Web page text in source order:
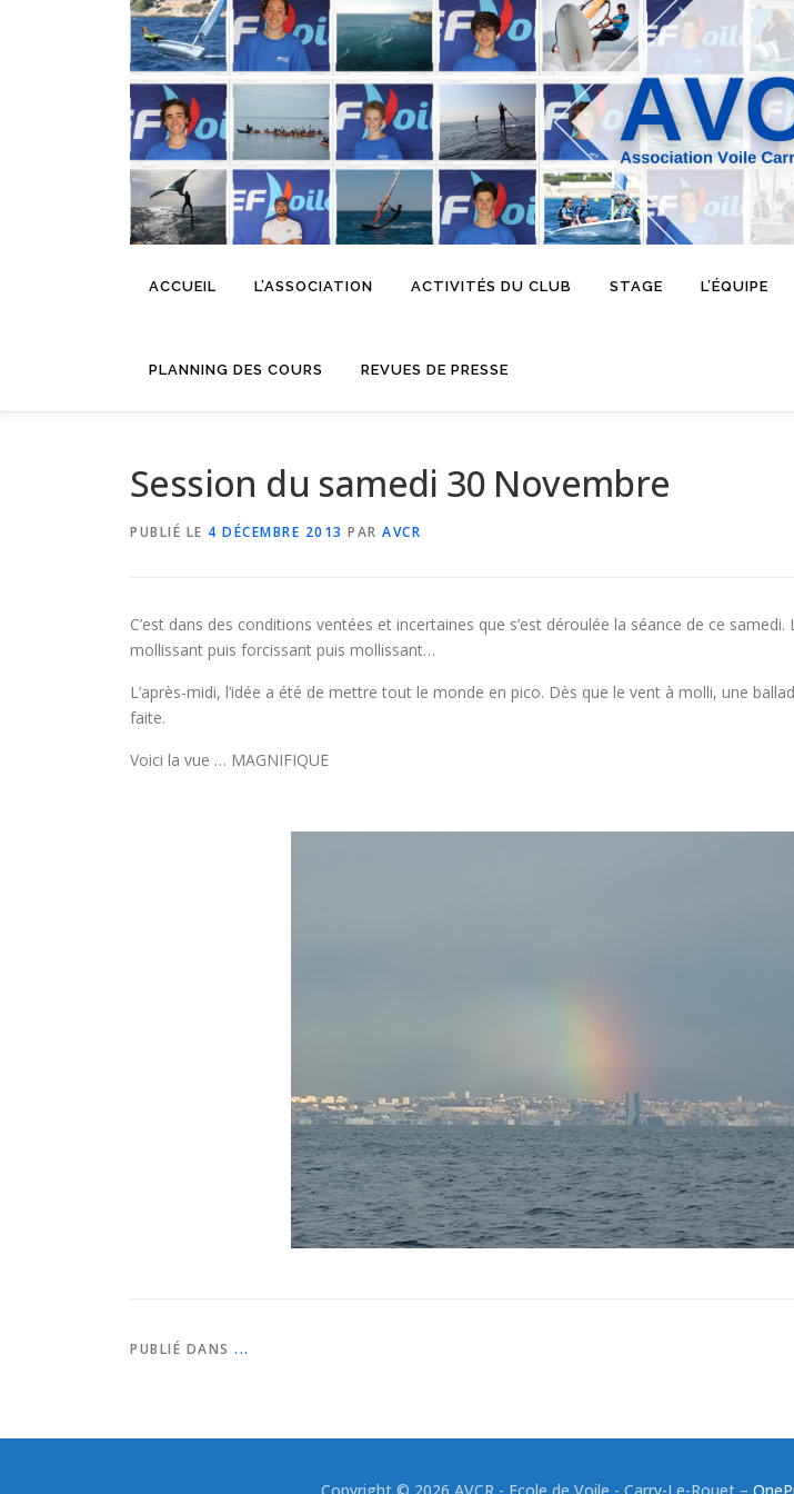
ACCUEIL L’ASSOCIATION ACTIVITÉS DU CLUB STAGE L’ÉQUIPE
PLANNING DES COURS REVUES DE PRESSE
Session du samedi 30 Novembre
PUBLIÉ LE 4 DÉCEMBRE 2013 PAR AVCR
C’est dans des conditions ventées et incertaines que s’est déroulée la séance de ce
mollissant puis forcissant puis mollissant…
L’après-midi, l’idée a été de mettre tout le monde en pico. Dès que le vent à molli, une
faite.
Voici la vue … MAGNIFIQUE
PUBLIÉ DANS ...